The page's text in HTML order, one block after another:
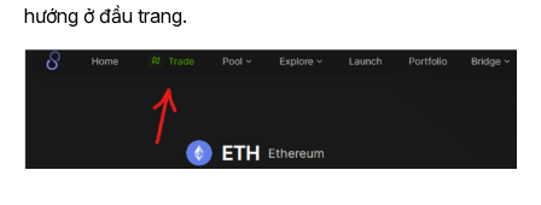
hướng ở đầu trang.